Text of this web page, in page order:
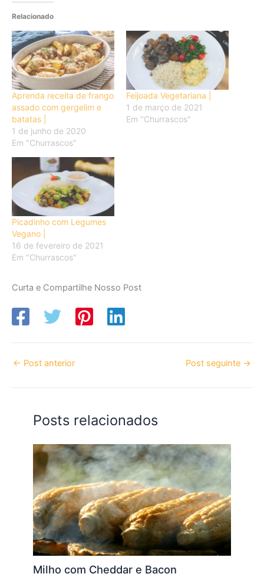
Relacionado
Aprenda receita de frango
assado com gergelim e
batatas |
1 de junho de 2020
Em "Churrascos"
Feijoada Vegetariana |
1 de março de 2021
Em "Churrascos"
Picadinho com Legumes
Vegano |
16 de fevereiro de 2021
Em "Churrascos"
Curta e Compartilhe Nosso Post
← Post anterior Post seguinte →
Posts relacionados
Milho com Cheddar e Bacon